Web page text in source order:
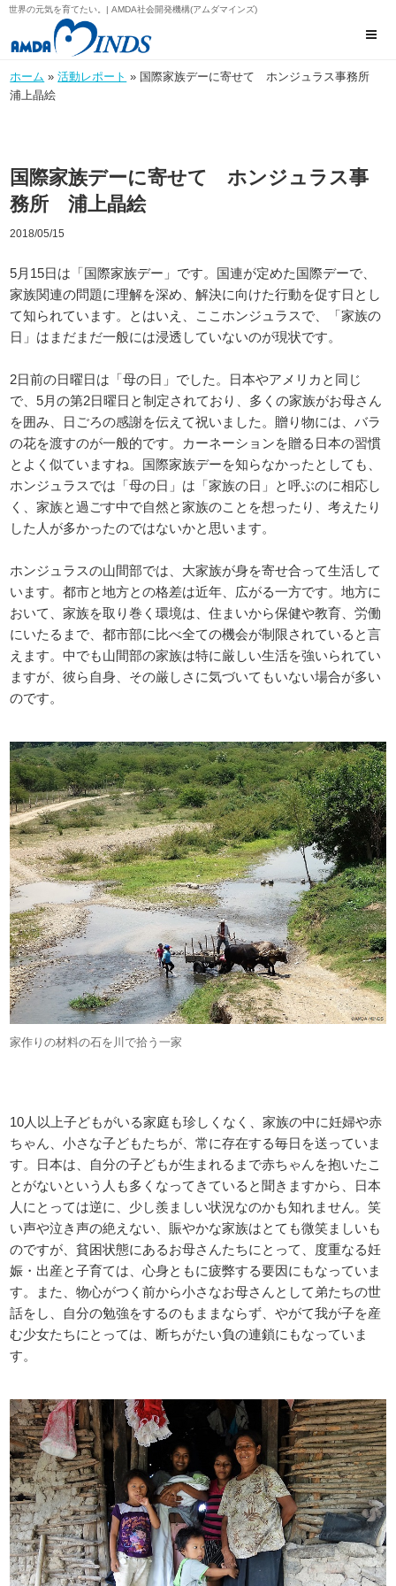
世界の元気を育てたい。| AMDA社会開発機構(アムダマインズ)
ホーム »活動レポート » 国際家族デーに寄せて ホンジュラス事務所
浦上晶絵
国際家族デーに寄せて ホンジュラス事
務所 浦上晶絵
2018/05/15
5月15日は「国際家族デー」です。国連が定めた国際デーで、
家族関連の問題に理解を深め、解決に向けた行動を促す日とし
て知られています。とはいえ、ここホンジュラスで、「家族の
日」はまだまだ一般には浸透していないのが現状です。
2日前の日曜日は「母の日」でした。日本やアメリカと同じ
で、5月の第2日曜日と制定されており、多くの家族がお母さん
を囲み、日ごろの感謝を伝えて祝いました。贈り物には、バラ
の花を渡すのが一般的です。カーネーションを贈る日本の習慣
とよく似ていますね。国際家族デーを知らなかったとしても、
ホンジュラスでは「母の日」は「家族の日」と呼ぶのに相応し
く、家族と過ごす中で自然と家族のことを想ったり、考えたり
した人が多かったのではないかと思います。
ホンジュラスの山間部では、大家族が身を寄せ合って生活して
います。都市と地方との格差は近年、広がる一方です。地方に
おいて、家族を取り巻く環境は、住まいから保健や教育、労働
にいたるまで、都市部に比べ全ての機会が制限されていると言
えます。中でも山間部の家族は特に厳しい生活を強いられてい
ますが、彼ら自身、その厳しさに気づいてもいない場合が多い
のです。
家作りの材料の石を川で拾う一家
10人以上子どもがいる家庭も珍しくなく、家族の中に妊婦や赤
ちゃん、小さな子どもたちが、常に存在する毎日を送っていま
す。日本は、自分の子どもが生まれるまで赤ちゃんを抱いたこ
とがないという人も多くなってきていると聞きますから、日本
人にとっては逆に、少し羨ましい状況なのかも知れません。笑
い声や泣き声の絶えない、賑やかな家族はとても微笑ましいも
のですが、貧困状態にあるお母さんたちにとって、度重なる妊
娠・出産と子育ては、心身ともに疲弊する要因にもなっていま
す。また、物心がつく前から小さなお母さんとして弟たちの世
話をし、自分の勉強をするのもままならず、やがて我が子を産
む少女たちにとっては、断ちがたい負の連鎖にもなっていま
す。